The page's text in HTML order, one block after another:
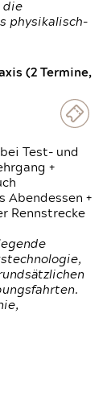
die
physikalisch-
(2 Termine,
Test- und
+
Abendessen +
Rennstrecke